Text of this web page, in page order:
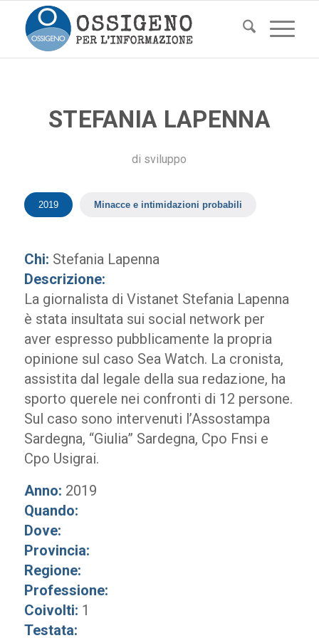
STEFANIA LAPENNA
di sviluppo
2019 Minacce e intimidazioni probabili
Chi: Stefania Lapenna
Descrizione:
La giornalista di Vistanet Stefania Lapenna
è stata insultata sui social network per
aver espresso pubblicamente la propria
opinione sul caso Sea Watch. La cronista,
assistita dal legale della sua redazione, ha
sporto querele nei confronti di 12 persone.
Sul caso sono intervenuti l’Assostampa
Sardegna, “Giulia” Sardegna, Cpo Fnsi e
Cpo Usigrai.
Anno: 2019
Quando:
Dove:
Provincia:
Regione:
Professione:
Coivolti: 1
Testata: